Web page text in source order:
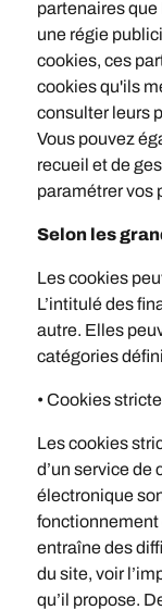
partenaires
une régie
cookies, ces
cookies qu'ils
consulter leurs
Vous pouvez
recueil et de
paramétrer vos
Selon les
Les cookies
L’intitulé des
autre. Elles
catégories
• Cookies
Les cookies
d’un service
électronique
fonctionnement
entraîne des
du site, voir
qu’il propose.